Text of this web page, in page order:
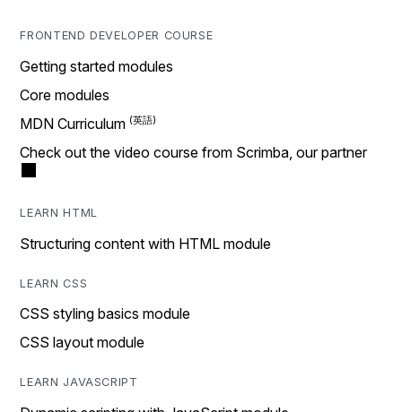
FRONTEND DEVELOPER COURSE
Getting started modules
Core modules
MDN Curriculum
Check out the video course from Scrimba, our partner
LEARN HTML
Structuring content with HTML module
LEARN CSS
CSS styling basics module
CSS layout module
LEARN JAVASCRIPT